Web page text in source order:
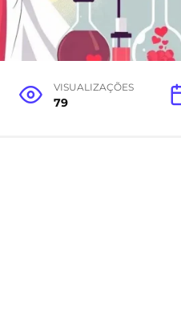
VISUALIZAÇÕES
79